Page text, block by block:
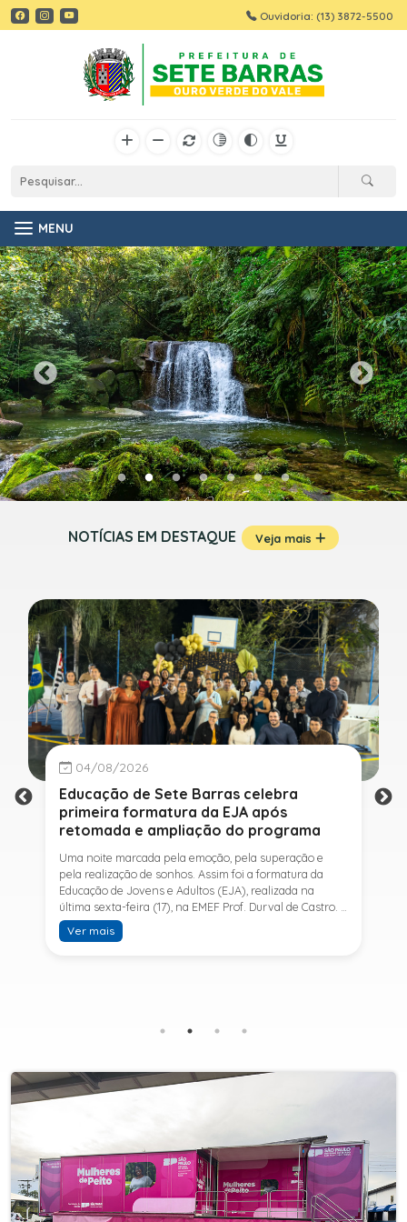
Ouvidoria: (13) 3872-5500
MENU
NOTÍCIAS EM DESTAQUE Veja mais
04/08/2026
Educação de Sete Barras celebra
primeira formatura da EJA após
retomada e ampliação do programa
Uma noite marcada pela emoção, pela superação e
pela realização de sonhos. Assim foi a formatura da
Educação de Jovens e Adultos (EJA), realizada na
última sexta-feira (17), na EMEF Prof. Durval de Castro. A
cerimônia celebrou a conclusão dos estudos de 53
alunos e entrou para a história ao marcar a primeira
SESI, ampliando o acesso à educação e oferecendo uma
retomar os estudos.A última turma da Educação de
Jovens e Adultos formada pelo município foi em 2016,
oferecida em Sete Barras e, a partir de agosto de 2025,
passou por uma importante ampliação. Em parceria
com o SESI, a Prefeitura passou a disponibilizar também
o Ensino Fundamental II (6º ao 9º ano) e o Ensino
Médio, ampliando significativamente as oportunidades
para que jovens e adultos concluam sua formação.A
Ver mais